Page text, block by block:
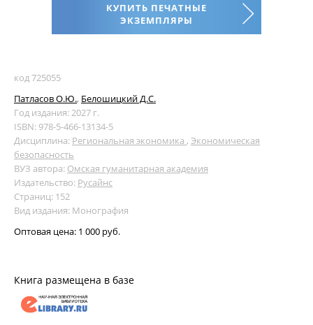
КУПИТЬ ПЕЧАТНЫЕ
ЭКЗЕМПЛЯРЫ
код 725055
Патласов О.Ю., Белошицкий Д.С.
Год издания: 2027 г.
ISBN: 978-5-466-13134-5
Дисциплина: Региональная экономика , Экономическая
безопасность
ВУЗ автора: Омская гуманитарная академия
Издательство: Русайнс
Страниц: 152
Вид издания: Монография
Оптовая цена: 1 000 руб.
Книга размещена в базе